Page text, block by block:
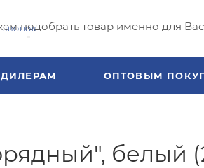
подобрать товар именно для
ЗВОНОК
ДИЛЕРАМ ОПТОВЫМ
белый